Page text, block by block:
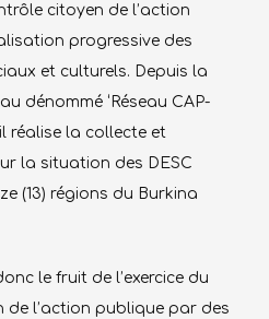
citoyen de l’action
progressive des
et culturels. Depuis la
dénommé ‘Réseau CAP-
il réalise la collecte et
la situation des DESC
(13) régions du Burkina
le fruit de l’exercice du
l’action publique par des